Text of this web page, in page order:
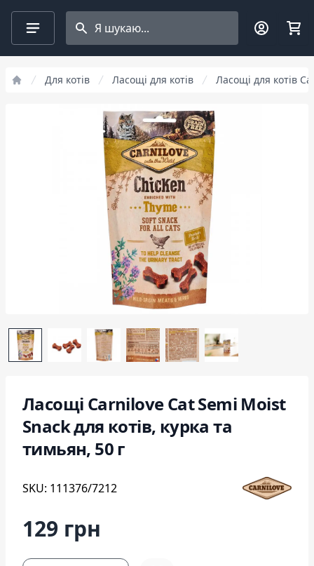
Search projects
Для котів Ласощі для котів Ласощі для котів
Ласощі Carnilove Cat Semi Moist
Snack для котів, курка та
тимьян, 50 г
SKU: 111376/7212
129 грн